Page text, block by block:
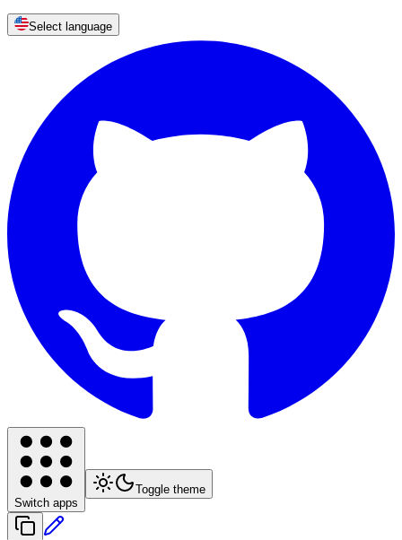
Select language
Switch apps
Toggle theme